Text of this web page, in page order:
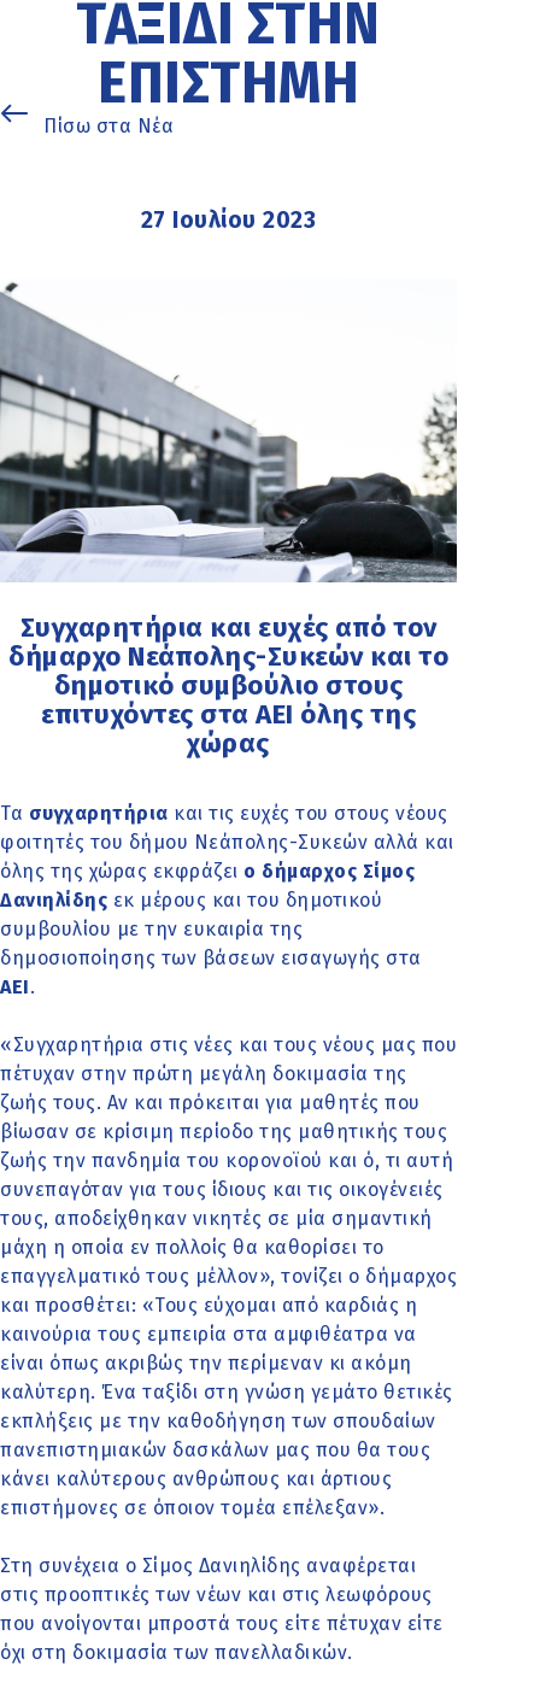
ΤΑΞΊΔΙ ΣΤΗΝ
ΕΠΙΣΤΉΜΗ
Πίσω στα Νέα
27 Ιουλίου 2023
Συγχαρητήρια και ευχές από τον
δήμαρχο Νεάπολης-Συκεών και το
δημοτικό συμβούλιο στους
επιτυχόντες στα ΑΕΙ όλης της
χώρας
Τα συγχαρητήρια και τις ευχές του στους νέους
φοιτητές του δήμου Νεάπολης-Συκεών αλλά και
όλης της χώρας εκφράζει ο δήμαρχος Σίμος
Δανιηλίδης εκ μέρους και του δημοτικού
συμβουλίου με την ευκαιρία της
δημοσιοποίησης των βάσεων εισαγωγής στα
ΑΕΙ.
«Συγχαρητήρια στις νέες και τους νέους μας που
πέτυχαν στην πρώτη μεγάλη δοκιμασία της
ζωής τους. Αν και πρόκειται για μαθητές που
βίωσαν σε κρίσιμη περίοδο της μαθητικής τους
ζωής την πανδημία του κορονοϊού και ό, τι αυτή
συνεπαγόταν για τους ίδιους και τις οικογένειές
τους, αποδείχθηκαν νικητές σε μία σημαντική
μάχη η οποία εν πολλοίς θα καθορίσει το
επαγγελματικό τους μέλλον», τονίζει ο δήμαρχος
και προσθέτει: «Τους εύχομαι από καρδιάς η
καινούρια τους εμπειρία στα αμφιθέατρα να
είναι όπως ακριβώς την περίμεναν κι ακόμη
καλύτερη. Ένα ταξίδι στη γνώση γεμάτο θετικές
εκπλήξεις με την καθοδήγηση των σπουδαίων
πανεπιστημιακών δασκάλων μας που θα τους
κάνει καλύτερους ανθρώπους και άρτιους
επιστήμονες σε όποιον τομέα επέλεξαν».
Στη συνέχεια ο Σίμος Δανιηλίδης αναφέρεται
στις προοπτικές των νέων και στις λεωφόρους
που ανοίγονται μπροστά τους είτε πέτυχαν είτε
όχι στη δοκιμασία των πανελλαδικών.